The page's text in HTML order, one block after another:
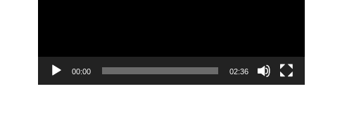
00:00 02:36